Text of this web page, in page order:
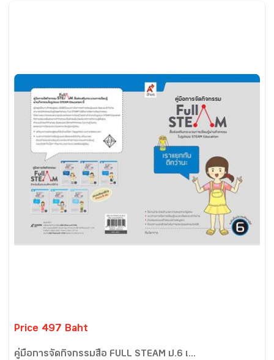
Price 497 Baht
คู่มือการจัดกิจกรรมสื่อ FULL STEAM ป.6 เ...